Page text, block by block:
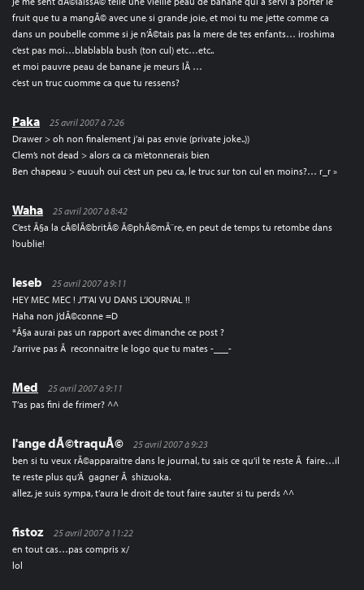
fruit que tu a mangÃ© avec une si grande joie, et moi tu me jette comme ca
dans un poubelle comme si je n’Ã©tais pas la mere de tes enfants… iroshima
c’est pas moi…blablabla bush (ton cul) etc…etc..
et moi pauvre peau de banane je meurs lÃ …
c’est un truc cuomme ca que tu ressens?
Paka
25 avril 2007 à 7:26
Drawer > oh non finalement j’ai pas envie (private joke..))
Clem’s not dead > alors ca ca m’etonnerais bien
Ben chapeau > euuuh oui c’est un peu ca, le truc sur ton cul en moins?… r_r »
Waha
25 avril 2007 à 8:42
C’est Ã§a la cÃ©lÃ©britÃ© Ã©phÃ©mÃ¨re, en peut de temps tu retombe dans
l’oublie!
leseb
25 avril 2007 à 9:11
HEY MEC MEC ! J’T’AI VU DANS L’JOURNAL !!
Haha non j’dÃ©conne =D
*Ã§a aurai pas un rapport avec dimanche ce post ?
J’arrive pas Ã reconnaitre le logo que tu mates -___-
Med
25 avril 2007 à 9:11
T’as pas fini de frimer? ^^
l'ange dÃ©traquÃ©
25 avril 2007 à 9:23
ben si tu veux rÃ©apparaitre dans le journal, tu sais ce qu’il te reste Ã faire…il
te reste plus qu’Ã gagner Ã shizuoka.
allez, je suis sympa, t’aura le droit de tout faire sauter si tu perds ^^
fistoz
25 avril 2007 à 11:22
en tout cas…pas compris x/
lol